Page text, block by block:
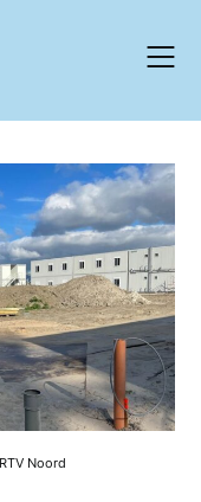
Noord